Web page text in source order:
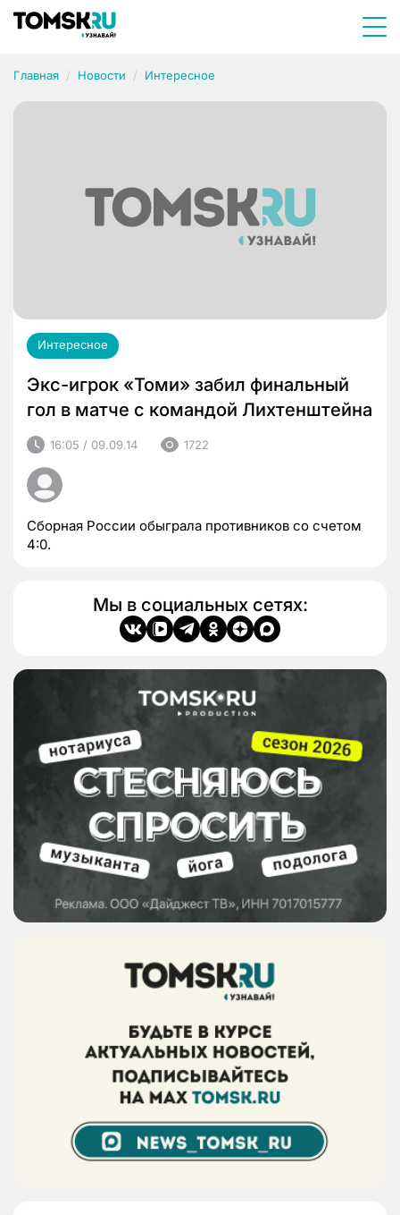
Главная Новости Интересное
Интересное
Экс-игрок «Томи» забил финальный
гол в матче с командой Лихтенштейна
16:05 / 09.09.14 1722
Сборная России обыграла противников со счетом
4:0.
Мы в социальных сетях: